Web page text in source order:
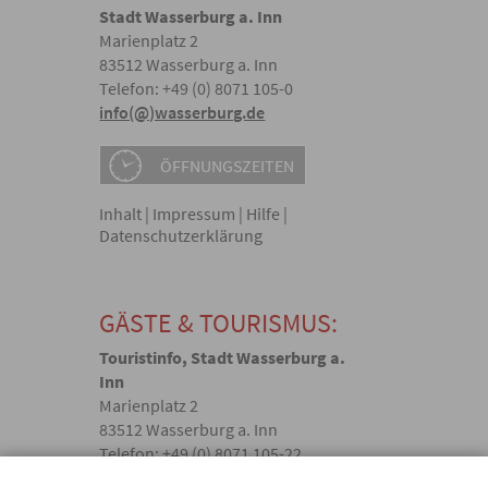
Stadt Wasserburg a. Inn
Marienplatz 2
83512 Wasserburg a. Inn
Telefon: +49 (0) 8071 105-0
info(@)wasserburg.de
ÖFFNUNGSZEITEN
Inhalt | Impressum | Hilfe |
Datenschutzerklärung
GÄSTE & TOURISMUS:
Touristinfo, Stadt Wasserburg a.
Inn
Marienplatz 2
83512 Wasserburg a. Inn
Telefon: +49 (0) 8071 105-22